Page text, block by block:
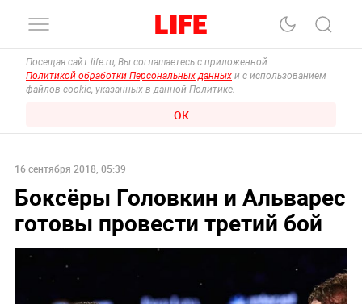
Посещая сайт life.ru, Вы соглашаетесь с приложенной
Политикой обработки Персональных данных и с использованием
файлов cookie, указанных в данной Политике.
ОК
16 сентября 2018, 05:39
Боксёры Головкин и Альварес
готовы провести третий бой